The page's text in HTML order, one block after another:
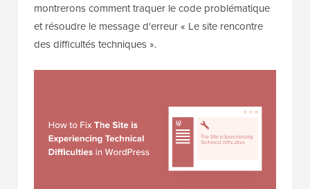
montrerons comment traquer le code problématique
et résoudre le message d'erreur « Le site rencontre
des difficultés techniques ».